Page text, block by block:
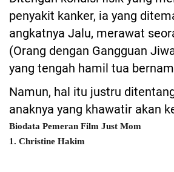
penyakit kanker, ia yang
angkatnya Jalu, merawat
(Orang dengan Gangguan
yang tengah hamil tua
Namun, hal itu justru
anaknya yang khawatir akan
Biodata Pemeran Film Just Mom
1. Christine Hakim